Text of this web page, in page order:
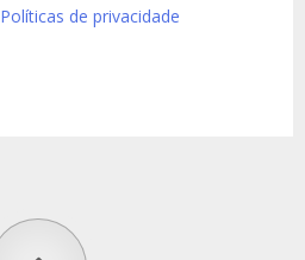
Políticas de privacidade